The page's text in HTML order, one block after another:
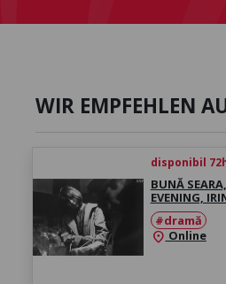
WIR EMPFEHLEN
disponibil
BUNĂ
EVENING,
#dramă
location_on Online